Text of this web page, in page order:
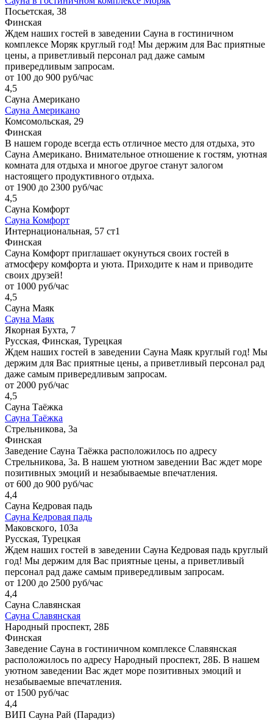
Посьетская, 38
Финская
Ждем наших гостей в заведении Сауна в гостиничном
комплексе Моряк круглый год! Мы держим для Вас приятные
цены, а приветливый персонал рад даже самым
привередливым запросам.
от 100 до 900 руб/час
4,5
Сауна Американо
Сауна Американо
Комсомольская, 29
Финская
В нашем городе всегда есть отличное место для отдыха, это
Сауна Американо. Внимательное отношение к гостям, уютная
комната для отдыха и многое другое станут залогом
настоящего продуктивного отдыха.
от 1900 до 2300 руб/час
4,5
Сауна Комфорт
Сауна Комфорт
Интернациональная, 57 ст1
Финская
Сауна Комфорт приглашает окунуться своих гостей в
атмосферу комфорта и уюта. Приходите к нам и приводите
своих друзей!
от 1000 руб/час
4,5
Сауна Маяк
Сауна Маяк
Якорная Бухта, 7
Русская, Финская, Турецкая
Ждем наших гостей в заведении Сауна Маяк круглый год! Мы
держим для Вас приятные цены, а приветливый персонал рад
даже самым привередливым запросам.
от 2000 руб/час
4,5
Сауна Таёжка
Сауна Таёжка
Стрельникова, 3а
Финская
Заведение Сауна Таёжка расположилось по адресу
Стрельникова, 3а. В нашем уютном заведении Вас ждет море
позитивных эмоций и незабываемые впечатления.
от 600 до 900 руб/час
4,4
Сауна Кедровая падь
Сауна Кедровая падь
Маковского, 103а
Русская, Турецкая
Ждем наших гостей в заведении Сауна Кедровая падь круглый
год! Мы держим для Вас приятные цены, а приветливый
персонал рад даже самым привередливым запросам.
от 1200 до 2500 руб/час
4,4
Сауна Славянская
Сауна Славянская
Народный проспект, 28Б
Финская
Заведение Сауна в гостиничном комплексе Славянская
расположилось по адресу Народный проспект, 28Б. В нашем
уютном заведении Вас ждет море позитивных эмоций и
незабываемые впечатления.
от 1500 руб/час
4,4
ВИП Сауна Рай (Парадиз)